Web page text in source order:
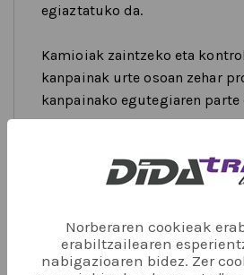
egiaztatuko da.
Kamioiak zaintzeko eta
kanpainak urte osoan zehar
kanpainako egutegiaren parte
Norberaren cookieak
erabiltzailearen
nabigazioaren bidez. Zer